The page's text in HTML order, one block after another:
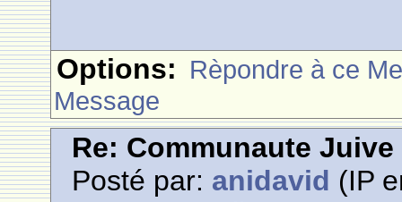
Options: Rèpondre à ce
Message
Re: Communaute
Posté par: anidavid (IP